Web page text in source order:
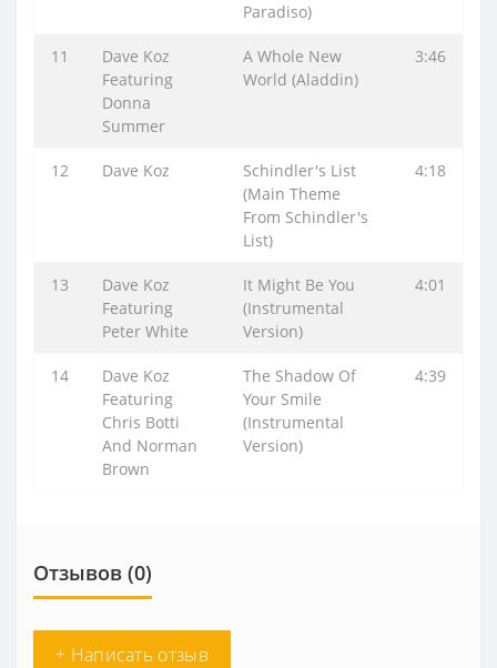
Paradiso)
11
Dave Koz
Featuring
Donna
Summer
A Whole New
World (Aladdin)
3:46
12 Dave Koz
Schindler's List
(Main Theme
From Schindler's
List)
4:18
13
Dave Koz
Featuring
Peter White
It Might Be You
(Instrumental
Version)
4:01
14
Dave Koz
Featuring
Chris Botti
And Norman
Brown
The Shadow Of
Your Smile
(Instrumental
Version)
4:39
Отзывов (0)
+ Написать отзыв